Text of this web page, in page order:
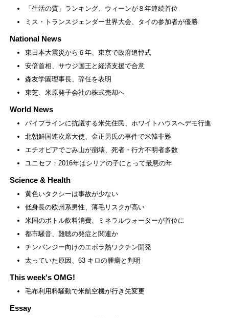
「生活の質」ランキング、ウィーンが８年連続首位
ミス・トランスジェンダー世界大会、タイの参加者が優勝
National News
東日本大震災から６年、東京で政府追悼式
安倍首相、サウジ国王と経済支援で合意
森友学園理事長、辞任を表明
東芝、米原発子会社の株式売却へ
World News
パイプラインに抗議する米先住民、ホワイトハウスへデモ行進
北朝鮮国連次席大使、金正男氏の事件で米韓非難
エチオピアでごみ山が崩壊、死者・行方不明者多数
ユニセフ：2016年はシリアの子にとって最悪の年
Science & Health
黄色いタクシーは事故が少ない
低身長の欧州系男性、薄毛リスクが高い
米国のボトル飲料消費、ミネラルウォーターが首位に
都市騒音、難聴の発症と関連か
チンパンジー向けのエボラ熱ワクチン開発
太っていた原因、63 キロの腫瘍と判明
This week's OMG!
毛布利用料騒動で米航空機が行き先変更
Essay